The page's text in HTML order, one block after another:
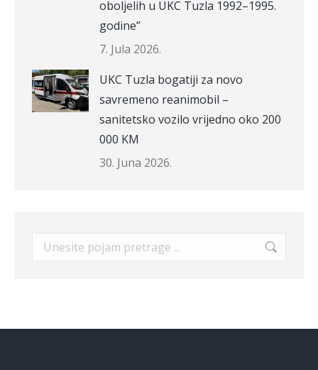
oboljelih u UKC Tuzla 1992–1995.
godine”
7. Jula 2026.
UKC Tuzla bogatiji za novo
savremeno reanimobil –
sanitetsko vozilo vrijedno oko 200
000 KM
30. Juna 2026.
Search: